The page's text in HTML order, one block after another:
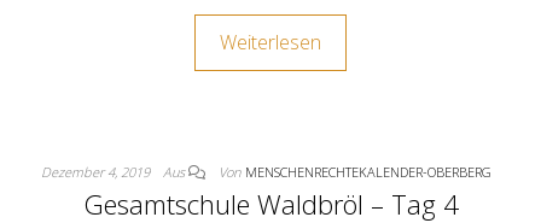
Weiterlesen
Dezember 4, 2019 Aus Von MENSCHENRECHTEKALENDER-OBERBERG
Gesamtschule Waldbröl – Tag 4